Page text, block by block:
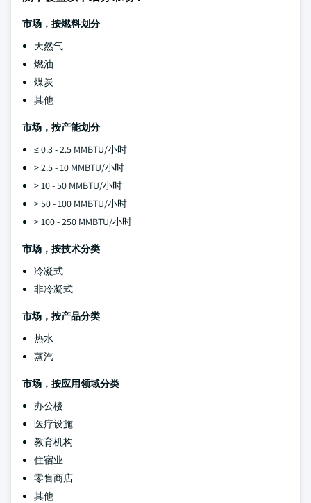
市场，按燃料划分
天然气
燃油
煤炭
其他
市场，按产能划分
≤ 0.3 - 2.5 MMBTU/小时
> 2.5 - 10 MMBTU/小时
> 10 - 50 MMBTU/小时
> 50 - 100 MMBTU/小时
> 100 - 250 MMBTU/小时
市场，按技术分类
冷凝式
非冷凝式
市场，按产品分类
热水
蒸汽
市场，按应用领域分类
办公楼
医疗设施
教育机构
住宿业
零售商店
其他